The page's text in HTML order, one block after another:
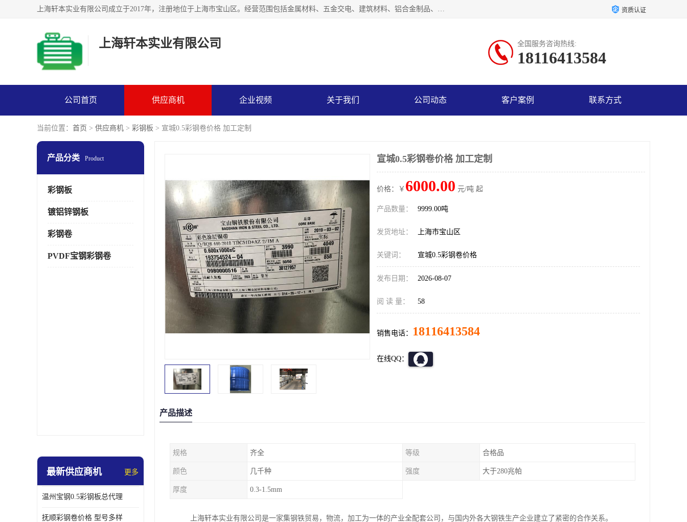
上海轩本实业有限公司成立于2017年，注册地位于上海市宝山区。经营范围包括金属材料、五金交电、建筑材料、铝合金制品、机械设备、电线电缆、装潢材料等；公司主营产品：宝钢彩钢板、宝钢彩钢卷、宝钢彩涂板、宝钢彩涂卷、宝钢高耐候彩钢板，宝钢氟碳彩钢板。是一家集钢铁贸易，物流、加工为一体的产业全配套公司。 资质认证
上海轩本实业有限公司 全国服务咨询热线:
18116413584
公司首页 供应商机 企业视频 关于我们 公司动态 客户案例 联系方式
当前位置： 首页 > 供应商机 > 彩钢板 > 宣城0.5彩钢卷价格 加工定制
产品分类 Product
彩钢板
镀铝锌钢板
彩钢卷
PVDF宝钢彩钢卷
最新供应商机 更多
温州宝钢0.5彩钢板总代理
抚顺彩钢卷价格 型号多样
宣城0.5彩钢卷价格 加工定制
价格：￥ 6000.00 元/吨 起
产品数量： 9999.00吨
发货地址： 上海市宝山区
关键词： 宣城0.5彩钢卷价格
发布日期： 2026-08-07
阅 读 量： 58
销售电话： 18116413584
在线QQ：
产品描述
规格 齐全 等级 合格品
颜色 几千种 强度 大于280兆帕
厚度 0.3-1.5mm
上海轩本实业有限公司是一家集钢铁贸易，物流，加工为一体的产业全配套公司，与国内外各大钢铁生产企业建立了紧密的合作关系。